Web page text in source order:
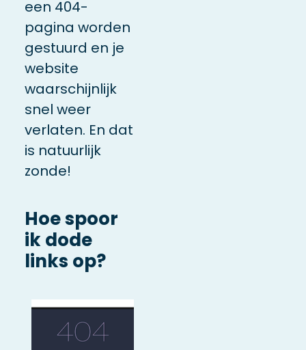
een 404-
pagina worden
gestuurd en je
website
waarschijnlijk
snel weer
verlaten. En dat
is natuurlijk
zonde!
Hoe spoor
ik dode
links op?